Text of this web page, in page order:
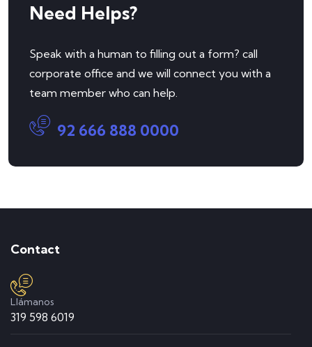
Need Helps?
Speak with a human to filling out a form? call
corporate office and we will connect you with a
team member who can help.
92 666 888 0000
Contact
Llámanos
319 598 6019